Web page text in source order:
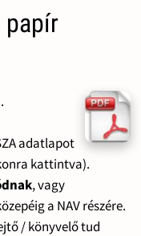
papír
.
adatlapot
kattintva).
, vagy
a NAV részére.
/ könyvelő tud